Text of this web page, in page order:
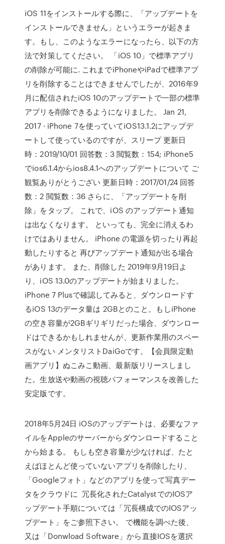
iOS 11をインストールする際に、「アップデートを
インストールできません」というエラーが起きま
す。もし、このようなエラーになったら、以下の方
法で対策してください。 「iOS 10」で標準アプリ
の削除が可能に. これまでiPhoneやiPadで標準アプ
リを削除することはできませんでしたが、2016年9
月に配信されたiOS 10のアップデートで一部の標準
アプリを削除できるようになりました。 Jan 21,
2017 · iPhone 7を使っていてiOS13.1.2にアップデ
ートして使っているのですが、スリープ 更新日
時：2019/10/01 回答数：3 閲覧数：154; iPhone5
でios6.1.4からios8.4.1へのアップデートについて ご
観覧ありがとうござい 更新日時：2017/01/24 回答
数：2 閲覧数：36 さらに、「アップデートを削
除」をタップ。 これで、iOS のアップデート通知
は出なくなります。 といっても、完全に消えるわ
けではありません。 iPhone の電源を切ったり再起
動したりすると 再びアップデート通知が出る場合
があります。 また、削除した 2019年9月19日よ
り、iOS 13.0のアップデートが始まりました。
iPhone 7 Plusで確認してみると、ダウンロードす
るiOS 13のデータ量は 2GBとのこと。もしiPhone
の空き容量が2GBギリギリだった場合、ダウンロー
ドはできるかもしれませんが、更新作業用のスペー
スがない メンタリストDaiGoです。【会員限定動
画アプリ】ぬこみこ動画、最新版リリースしまし
た。生放送や動画の視聴パフォーマンスを改善した
安定版です。
2018年5月24日 iOSのアップデートは、必要なファ
イルをAppleのサーバーからダウンロードすること
から始まる。 もしも空き容量が少なければ、たと
えばほとんど使っていないアプリを削除したり、
「Googleフォト」などのアプリを使って写真デー
タをクラウドに 冗長化されたCatalystでのIOSア
ップデート手順については「冗長構成でのIOSアッ
プデート」をご参照下さい。 で機能を調べた後、
又は「Donwload Software」から直接IOSを選択